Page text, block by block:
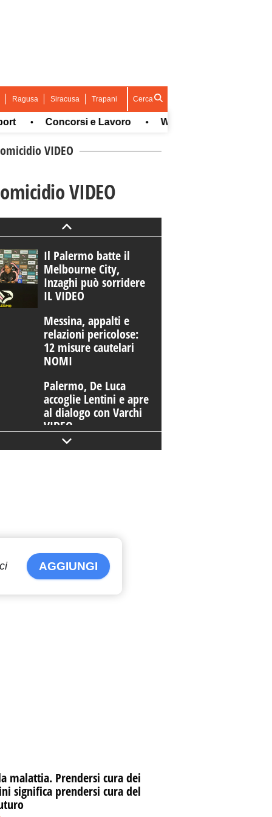
Ragusa Siracusa Trapani Cerca
• Concorsi e Lavoro • Whatsapp
VIDEO
VIDEO
Il Palermo batte il
Melbourne City,
Inzaghi può sorridere
IL VIDEO
Messina, appalti e
relazioni pericolose:
12 misure cautelari
NOMI
Palermo, De Luca
accoglie Lentini e apre
al dialogo con Varchi
VIDEO
Ponte Corleone,
sospettato si è
costituito - VIDEO
Palermo candidata a
Euro 2032. Lagalla:
Scicli, estorsione e
lesioni. Anziano
pestato, 5 arresti
AGGIUNGI
malattia. Prendersi cura dei
significa prendersi cura del